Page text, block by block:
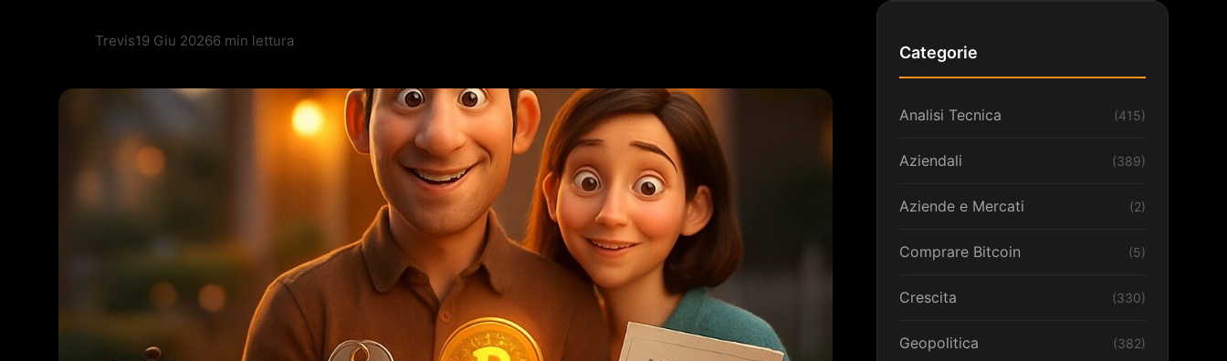
Trevis19 Giu 20266 min lettura
Categorie
Analisi Tecnica (415)
Aziendali (389)
Aziende e Mercati (2)
Comprare Bitcoin (5)
Crescita (330)
Geopolitica (382)